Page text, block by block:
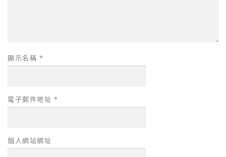
顯示名稱 *
電子郵件地址 *
個人網站網址